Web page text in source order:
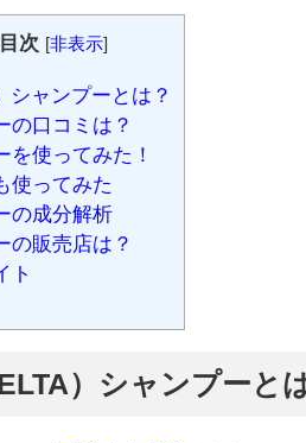
次 [非表示]
シャンプーとは？
の口コミは？
を使ってみた！
使ってみた
の成分解析
の販売店は？
ト
）シャンプーと